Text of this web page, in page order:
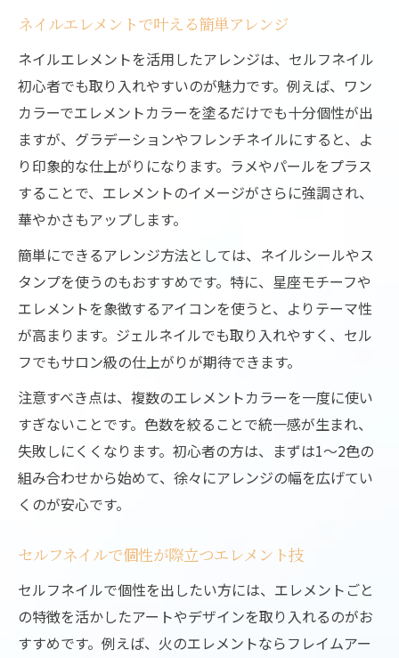
ネイルエレメントで叶える簡単アレンジ
ネイルエレメントを活用したアレンジは、セルフネイル
初心者でも取り入れやすいのが魅力です。例えば、ワン
カラーでエレメントカラーを塗るだけでも十分個性が出
ますが、グラデーションやフレンチネイルにすると、よ
り印象的な仕上がりになります。ラメやパールをプラス
することで、エレメントのイメージがさらに強調され、
華やかさもアップします。
簡単にできるアレンジ方法としては、ネイルシールやス
タンプを使うのもおすすめです。特に、星座モチーフや
エレメントを象徴するアイコンを使うと、よりテーマ性
が高まります。ジェルネイルでも取り入れやすく、セル
フでもサロン級の仕上がりが期待できます。
注意すべき点は、複数のエレメントカラーを一度に使い
すぎないことです。色数を絞ることで統一感が生まれ、
失敗しにくくなります。初心者の方は、まずは1～2色の
組み合わせから始めて、徐々にアレンジの幅を広げてい
くのが安心です。
セルフネイルで個性が際立つエレメント技
セルフネイルで個性を出したい方には、エレメントごと
の特徴を活かしたアートやデザインを取り入れるのがお
すすめです。例えば、火のエレメントならフレイムアー